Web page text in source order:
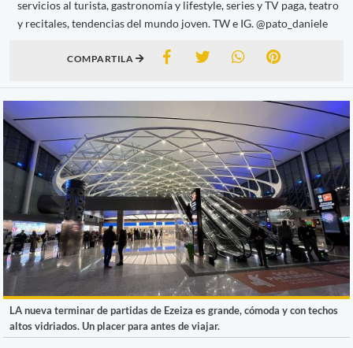
servicios al turista, gastronomía y lifestyle, series y TV paga, teatro
y recitales, tendencias del mundo joven. TW e IG. @pato_daniele
COMPARTILA
LA nueva terminar de partidas de Ezeiza es grande, cómoda y con techos
altos vidriados. Un placer para antes de viajar.